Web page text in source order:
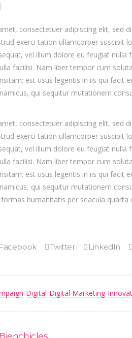
consectetuer adipiscing elit, sed
exerci tation ullamcorper suscipit
vel illum dolore eu feugiat
facilisi. Nam liber tempor cum
est usus legentis in iis qui facit
qui sequitur mutationem
consectetuer adipiscing elit, sed
exerci tation ullamcorper suscipit
vel illum dolore eu feugiat
facilisi. Nam liber tempor cum
est usus legentis in iis qui facit
qui sequitur mutationem
humanitatis per seacula
Digital Digital Marketing